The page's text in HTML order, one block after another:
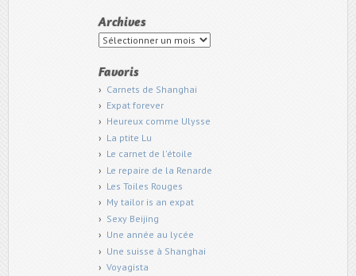
Archives
Archives
Favoris
Carnets de Shanghai
Expat forever
Heureux comme Ulysse
La ptite Lu
Le carnet de l'étoile
Le repaire de la Renarde
Les Toiles Rouges
My tailor is an expat
Sexy Beijing
Une année au lycée
Une suisse à Shanghai
Voyagista